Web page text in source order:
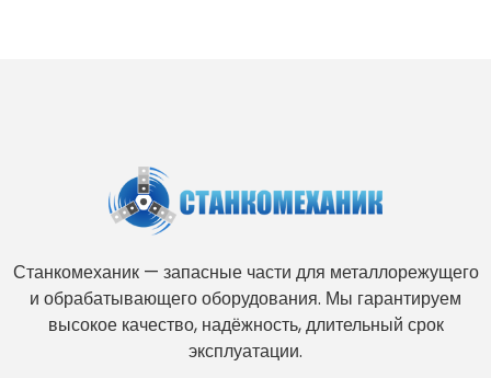
Станкомеханик — запасные части для металлорежущего
и обрабатывающего оборудования. Мы гарантируем
высокое качество, надёжность, длительный срок
эксплуатации.